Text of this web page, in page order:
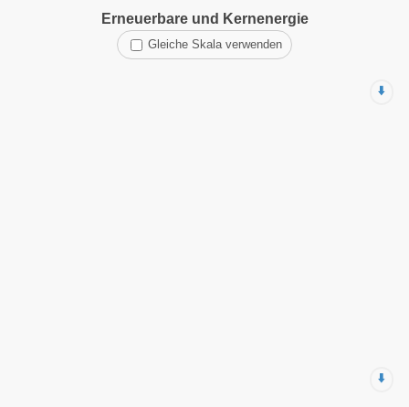
Erneuerbare und Kernenergie
Gleiche Skala verwenden
⬇️
⬇️